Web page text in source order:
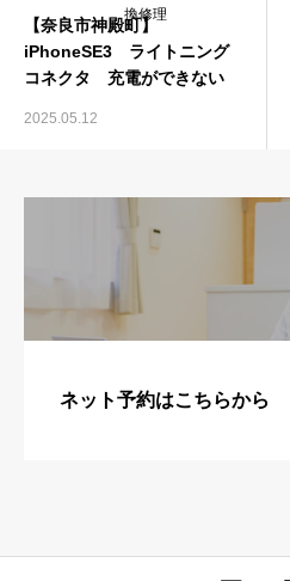
換修理
【奈良市神殿町】
iPhoneSE3 ライトニング
コネクタ 充電ができない
2025.05.12
ネット予約はこちらから